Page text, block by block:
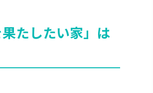
たしたい家」は